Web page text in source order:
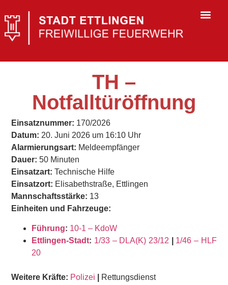
TH –
Notfalltüröffnung
Einsatznummer: 170/2026
Datum: 20. Juni 2026 um 16:10 Uhr
Alarmierungsart: Meldeempfänger
Dauer: 50 Minuten
Einsatzart: Technische Hilfe
Einsatzort: Elisabethstraße, Ettlingen
Mannschaftsstärke: 13
Einheiten und Fahrzeuge:
Führung: 10-1 – KdoW
Ettlingen-Stadt: 1/33 – DLA(K) 23/12
1/46 – HLF
20
Weitere Kräfte: Polizei Rettungsdienst